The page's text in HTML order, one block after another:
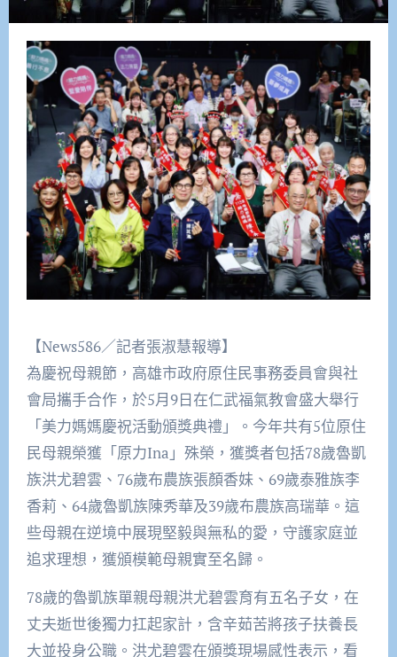
【News586／記者張淑慧報導】
為慶祝母親節，高雄市政府原住民事務委員會與社
會局攜手合作，於5月9日在仁武福氣教會盛大舉行
「美力媽媽慶祝活動頒獎典禮」。今年共有5位原住
民母親榮獲「原力Ina」殊榮，獲獎者包括78歲魯凱
族洪尤碧雲、76歲布農族張顏香妹、69歲泰雅族李
香莉、64歲魯凱族陳秀華及39歲布農族高瑞華。這
些母親在逆境中展現堅毅與無私的愛，守護家庭並
追求理想，獲頒模範母親實至名歸。
78歲的魯凱族單親母親洪尤碧雲育有五名子女，在
丈夫逝世後獨力扛起家計，含辛茹苦將孩子扶養長
大並投身公職。洪尤碧雲在頒獎現場感性表示，看